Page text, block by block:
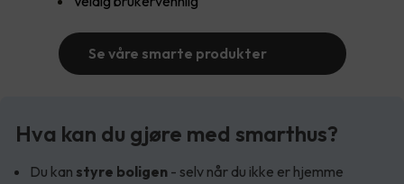
Se våre smarte produkter
Hva kan du gjøre med smarthus?
Du kan styre boligen - selv når du ikke er hjemme